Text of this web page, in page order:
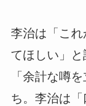
李治は「こ
てほしい」
「余計な噂
ち。李治は